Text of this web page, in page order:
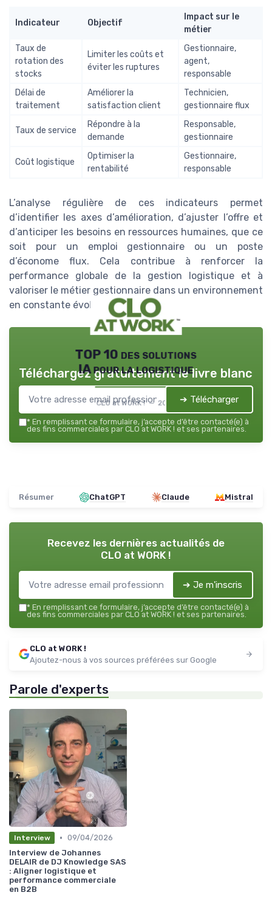
Indicateur Objectif
Impact sur le
métier
Taux de
rotation des
stocks
Limiter les coûts et
éviter les ruptures
Gestionnaire,
agent,
responsable
Délai de
traitement
Améliorer la
satisfaction client
Technicien,
gestionnaire flux
Taux de service
Répondre à la
demande
Responsable,
gestionnaire
Coût logistique
Optimiser la
rentabilité
Gestionnaire,
responsable
L’analyse régulière de ces indicateurs permet
d’identifier les axes d’amélioration, d’ajuster l’offre et
d’anticiper les besoins en ressources humaines, que ce
soit pour un emploi gestionnaire ou un poste
d’économe flux. Cela contribue à renforcer la
performance globale de la gestion logistique et à
valoriser le métier gestionnaire dans un environnement
en constante évolution.
TOP 10 des solutions
IA pour la logistique
CLO at WORK ! — 2026
Téléchargez gratuitement le livre blanc
➔ Télécharger
* En remplissant ce formulaire, j’accepte d’être contacté(e) à
des fins commerciales par CLO at WORK ! et ses partenaires.
Résumer ChatGPT Claude Mistral
Recevez les dernières actualités de
CLO at WORK !
➔ Je m'inscris
* En remplissant ce formulaire, j’accepte d’être contacté(e) à
des fins commerciales par CLO at WORK ! et ses partenaires.
CLO at WORK !
Ajoutez-nous à vos sources préférées sur Google
Parole d'experts
Interview • 09/04/2026
Interview de Johannes
DELAIR de DJ Knowledge SAS
: Aligner logistique et
performance commerciale
en B2B